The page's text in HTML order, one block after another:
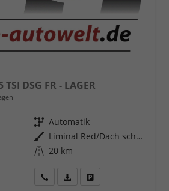
DSG FR - LAGER
Getriebe Automatik
Außenfarbe
Liminal Red/Dach schwarz Metallic (S60E)
Kilometerstand 20 km